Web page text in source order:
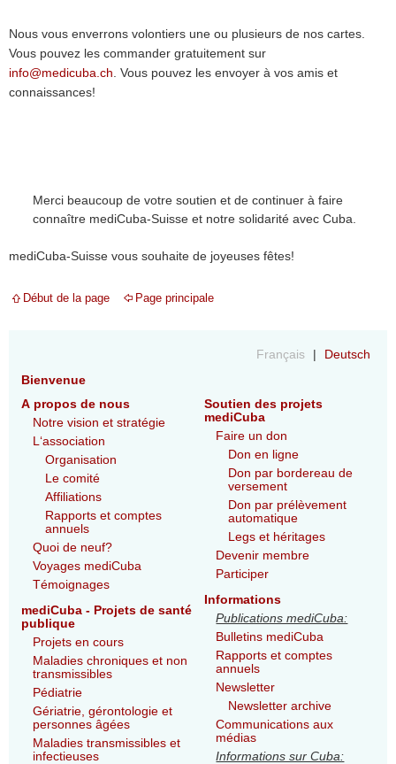
Nous vous enverrons volontiers une ou plusieurs de nos cartes.
Vous pouvez les commander gratuitement sur
info@medicuba.ch . Vous pouvez les envoyer à vos amis et
connaissances!
Merci beaucoup de votre soutien et de continuer à faire
connaître mediCuba-Suisse et notre solidarité avec Cuba.
mediCuba-Suisse vous souhaite de joyeuses fêtes!
Début de la page Page principale
Français
Deutsch
Bienvenue
A propos de nous
Notre vision et stratégie
L‘association
Organisation
Le comité
Affiliations
Rapports et comptes
annuels
Quoi de neuf?
Voyages mediCuba
Témoignages
mediCuba - Projets de santé
publique
Projets en cours
Maladies chroniques et non
transmissibles
Pédiatrie
Gériatrie, gérontologie et
personnes âgées
Maladies transmissibles et
infectieuses
Soutien des projets
mediCuba
Faire un don
Don en ligne
Don par bordereau de
versement
Don par prélèvement
automatique
Legs et héritages
Devenir membre
Participer
Informations
Publications mediCuba:
Bulletins mediCuba
Rapports et comptes
annuels
Newsletter
Newsletter archive
Communications aux
médias
Informations sur Cuba: